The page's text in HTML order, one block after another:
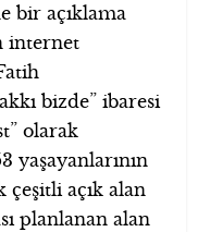
bir açıklama
internet
bizde” ibaresi
olarak
yaşayanlarının
çeşitli açık alan
planlanan alan